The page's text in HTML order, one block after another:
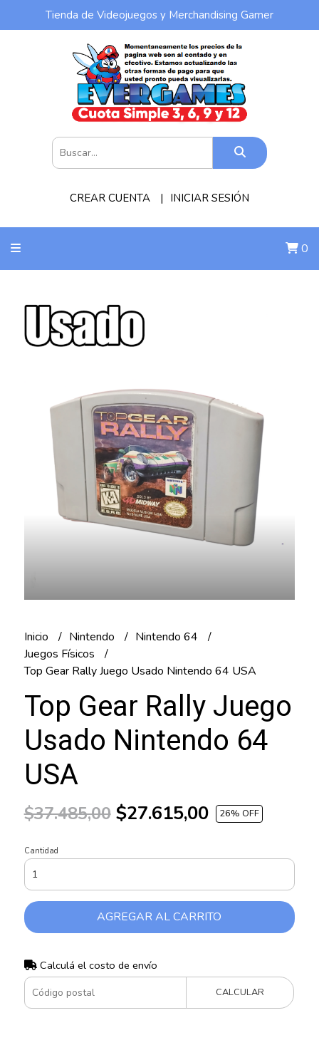
Tienda de Videojuegos y Merchandising Gamer
CREAR CUENTA INICIAR SESIÓN
0
Inicio Nintendo
Nintendo 64
Juegos Físicos
Top Gear Rally Juego Usado Nintendo 64 USA
Top Gear Rally Juego
Usado Nintendo 64
USA
$37.485,00$27.615,00 26% OFF
Cantidad
AGREGAR AL CARRITO
Calculá el costo de envío
CALCULAR